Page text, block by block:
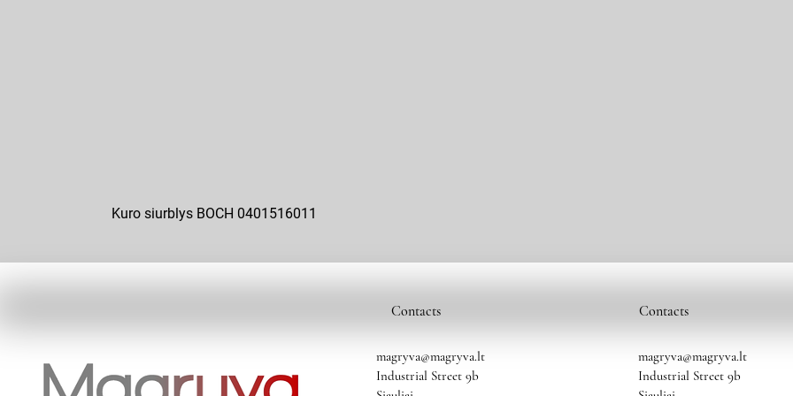
Kuro siurblys BOCH 0401516011
Contacts
magryva@magryva.lt
Industrial Street 9b
Contacts
magryva@magryva.lt
Industrial Street 9b